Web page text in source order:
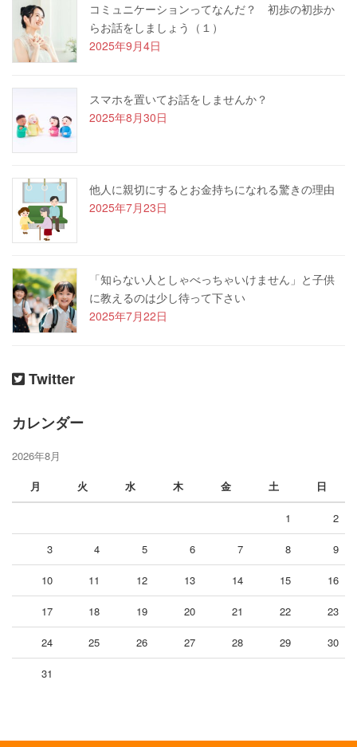
コミュニケーションってなんだ？ 初歩の初歩か
らお話をしましょう（１）
2025年9月4日
スマホを置いてお話をしませんか？
2025年8月30日
他人に親切にするとお金持ちになれる驚きの理由
2025年7月23日
「知らない人としゃべっちゃいけません」と子供
に教えるのは少し待って下さい
2025年7月22日
Twitter
カレンダー
2026年8月
月
火 水 木 金 土 日
1 2
3 4 5 6 7 8 9
10 11 12 13 14 15 16
17 18 19 20 21 22 23
24 25 26 27 28 29 30
31